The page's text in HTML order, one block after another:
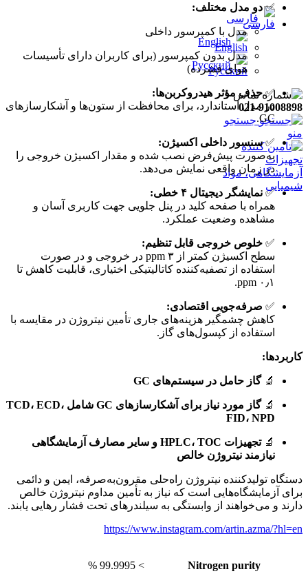
فارسی
English
Русский
021-91008898
جستجو
منو
✅دو مدل مختلف:
مدل با کمپرسور داخلی
مدل بدون کمپرسور (برای کاربران دارای تأسیسات
هوای فشرده)
✅حذف مؤثر هیدروکربن‌ها:
در مدل استاندارد، برای محافظت از ستون‌ها و آشکارسازهای
GC.
✅سنسور داخلی اکسیژن:
به‌صورت پیش‌فرض نصب شده و مقدار اکسیژن خروجی را
در زمان واقعی نمایش می‌دهد.
✅ نمایشگر دیجیتال ۴ خطی:
همراه با صفحه کلید در پنل جلویی جهت کاربری آسان و
مشاهده وضعیت عملکرد.
✅ خلوص خروجی قابل تنظیم:
سطح اکسیژن کمتر از ۳ ppm در خروجی و در صورت
استفاده از تصفیه‌کننده کاتالیتیکی اختیاری، قابلیت کاهش تا
۰٫۱ ppm.
✅ صرفه‌جویی اقتصادی:
کاهش چشمگیر هزینه‌های جاری تأمین نیتروژن در مقایسه با
استفاده از کپسول‌های گاز.
کاربردها:
🔬گاز حامل در سیستم‌های GC
🔬
گاز مورد نیاز برای آشکارسازهای GC شامل TCD، ECD،
FID، NPD
🔬
تجهیزات HPLC، TOC و سایر مصارف آزمایشگاهی
نیازمند نیتروژن خالص
دستگاه تولیدکننده نیتروژن راه‌حلی مقرون‌به‌صرفه، ایمن و دائمی
برای آزمایشگاه‌هایی است که نیاز به تأمین مداوم نیتروژن خالص
دارند و می‌خواهند از وابستگی به سیلندرهای تحت فشار رهایی یابند.
https://www.instagram.com/artin.azma/?hl=en
Nitrogen purity
> 99.9995 %